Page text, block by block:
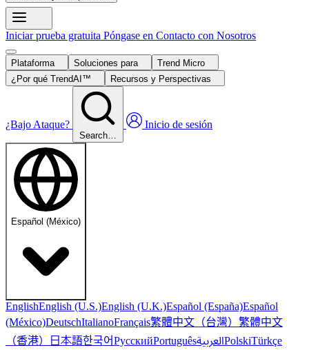
Iniciar prueba gratuita Póngase en Contacto con Nosotros
Plataforma Soluciones para
Trend Micro
¿Por qué TrendAI™
Recursos y Perspectivas
¿Bajo Ataque?
Search…
Inicio de sesión
Español (México)
EnglishEnglish (U.S.)English (U.K.)Español (España)Español
(México)DeutschItalianoFrançais繁體中文（台灣） 繁體中文
（香港） 日本語한국어РусскийPortuguêsالعربيةPolskiTürkçe